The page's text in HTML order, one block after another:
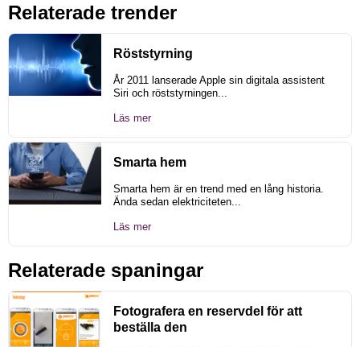
Relaterade trender
Röststyrning
År 2011 lanserade Apple sin digitala assistent
Siri och röststyrningen...
Läs mer
Smarta hem
Smarta hem är en trend med en lång historia.
Ända sedan elektriciteten...
Läs mer
Relaterade spaningar
Fotografera en reservdel för att
beställa den